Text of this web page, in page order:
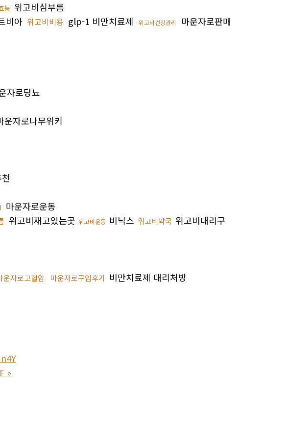
능 위고비심부름
비아 위고비비용 glp-1 비만치료제 위고비건강관리
마운자로판매
자로당뇨
운자로나무위키
마운자로운동
위고비재고있는곳 위고비운동 비닉스 위고비약국 위고비대리구
운자로고혈압 마운자로구입후기 비만치료제 대리처방
»